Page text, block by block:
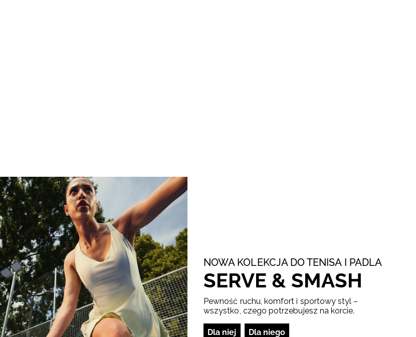
NOWA KOLEKCJA DO TENISA I PADLA
SERVE & SMASH
Pewność ruchu, komfort i sportowy styl –
wszystko, czego potrzebujesz na korcie.
Dla niej Dla niego